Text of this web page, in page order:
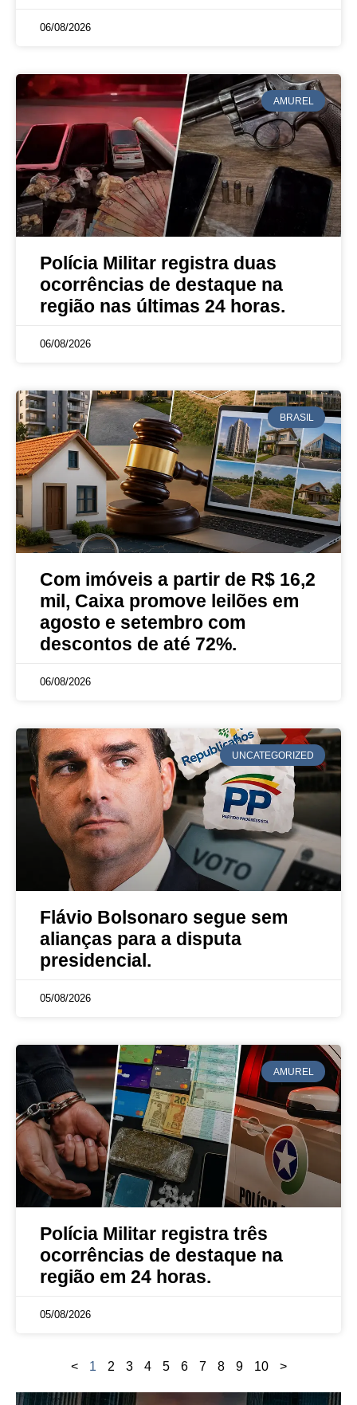
06/08/2026
AMUREL
Polícia Militar registra duas
ocorrências de destaque na
região nas últimas 24 horas.
06/08/2026
BRASIL
Com imóveis a partir de R$ 16,2
mil, Caixa promove leilões em
agosto e setembro com
descontos de até 72%.
06/08/2026
UNCATEGORIZED
Flávio Bolsonaro segue sem
alianças para a disputa
presidencial.
05/08/2026
AMUREL
Polícia Militar registra três
ocorrências de destaque na
região em 24 horas.
05/08/2026
< 1 2 3 4 5 6 7 8 9 10 >